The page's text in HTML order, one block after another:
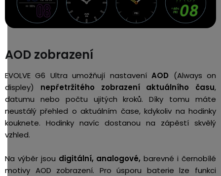
AOD zobrazení
EVOLVE G6 Ultra umožňují nastaveníAOD (Always on
displey) nepřetržitého zobrazení aktuálního času,
datumu nebo počtu ujitých kroků. Díky tomu máte
neustálý přehled o aktuálním čase, kdykoliv na hodinky
kouknete. Hodinky navíc dostanou na zápěstí skvělý
vzhled.
Na výběr jsou digitální, analogové, barevné i černobílé
motivy AOD zobrazení. Pro úsporu baterie lze funkci